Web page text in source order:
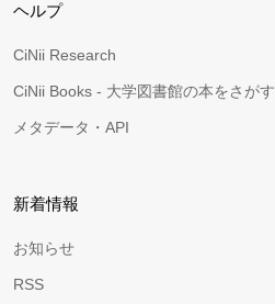
ヘルプ
CiNii Research
CiNii Books - 大学図書館の本をさがす
メタデータ・API
新着情報
お知らせ
RSS